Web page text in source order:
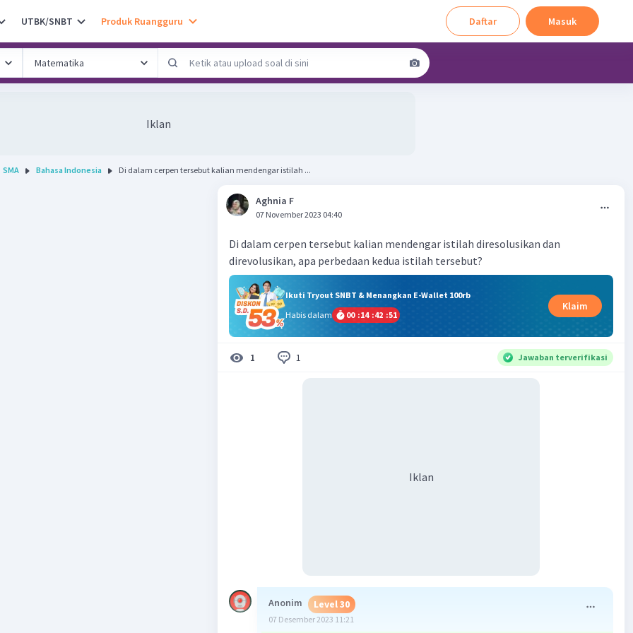
UTBK/SNBT Produk Ruangguru Daftar Masuk
Iklan
SMA Bahasa Indonesia Di dalam cerpen tersebut kalian mendengar istilah ...
Aghnia F
07 November 2023 04:40
Di dalam cerpen tersebut kalian mendengar istilah diresolusikan dan
direvolusikan, apa perbedaan kedua istilah tersebut?
Ikuti Tryout SNBT & Menangkan E-Wallet 100rb
Habis dalam
00 :14 :42 :50
Klaim
1 1 Jawaban terverifikasi
Iklan
Anonim Level 30
07 Desember 2023 11:21